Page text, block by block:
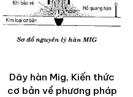
Dây hàn Mig, Kiến thức
cơ bản về phương pháp